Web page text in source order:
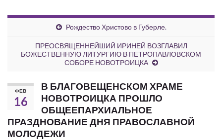
Рождество Христово в Губерле.
ПРЕОСВЯЩЕННЕЙШИЙ ИРИНЕЙ ВОЗГЛАВИЛ
БОЖЕСТВЕННУЮ ЛИТУРГИЮ В ПЕТРОПАВЛОВСКОМ
СОБОРЕ НОВОТРОИЦКА
ФЕВ
16
В БЛАГОВЕЩЕНСКОМ ХРАМЕ
НОВОТРОИЦКА ПРОШЛО
ОБЩЕЕПАРХИАЛЬНОЕ
ПРАЗДНОВАНИЕ ДНЯ ПРАВОСЛАВНОЙ
МОЛОДЕЖИ